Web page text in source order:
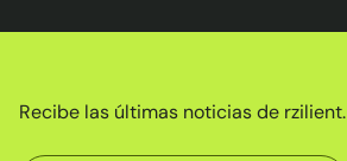
Recibe las últimas noticias de rzilient.